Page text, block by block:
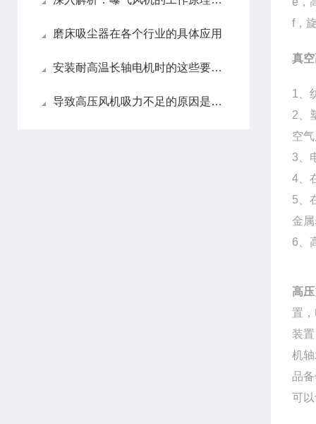
磨床吸尘器在各个行业的具体应用
安装耐高温长轴电机时的这些要点不可忘记！
导致高压风机吸力不足的原因是什么？
f，
真
1、
2、
空
3、
4、
5、
金
6、
高
置
装
机
品
可